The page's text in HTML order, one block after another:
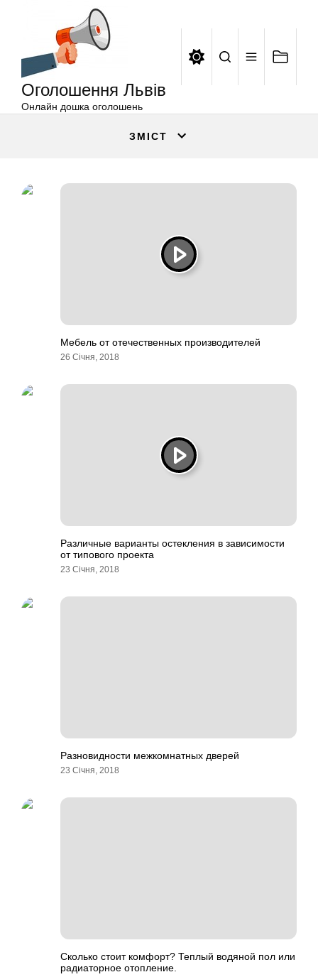
Оголошення Львів
Онлайн дошка оголошень
ЗМІСТ
Мебель от отечественных производителей
26 Січня, 2018
Различные варианты остекления в зависимости
от типового проекта
23 Січня, 2018
Разновидности межкомнатных дверей
23 Січня, 2018
Сколько стоит комфорт? Теплый водяной пол или
радиаторное отопление.